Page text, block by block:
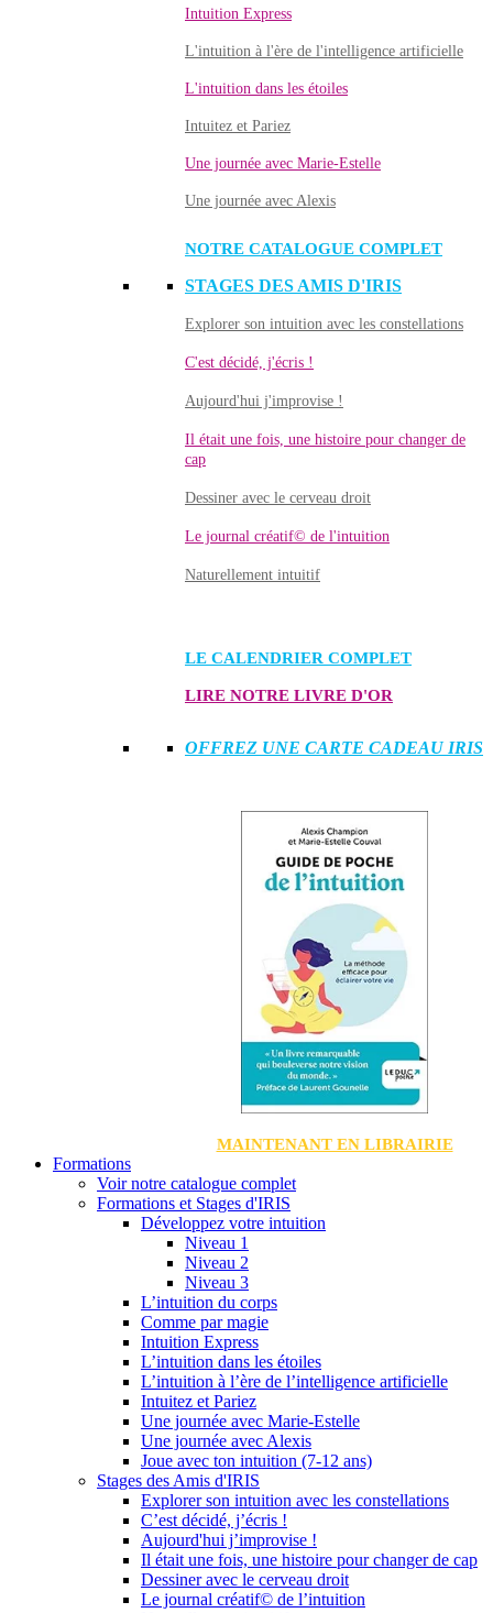
Intuition Express
L'intuition à l'ère de l'intelligence artificielle
L'intuition dans les étoiles
Intuitez et Pariez
Une journée avec Marie-Estelle
Une journée avec Alexis
NOTRE CATALOGUE COMPLET
STAGES DES AMIS D'IRIS
Explorer son intuition avec les constellations
C'est décidé, j'écris !
Aujourd'hui j'improvise !
Il était une fois, une histoire pour changer de
cap
Dessiner avec le cerveau droit
Le journal créatif© de l'intuition
Naturellement intuitif
LE CALENDRIER COMPLET
LIRE NOTRE LIVRE D'OR
OFFREZ UNE CARTE CADEAU IRIS
MAINTENANT EN LIBRAIRIE
Formations
Voir notre catalogue complet
Formations et Stages d'IRIS
Développez votre intuition
Niveau 1
Niveau 2
Niveau 3
L’intuition du corps
Comme par magie
Intuition Express
L’intuition dans les étoiles
L’intuition à l’ère de l’intelligence artificielle
Intuitez et Pariez
Une journée avec Marie-Estelle
Une journée avec Alexis
Joue avec ton intuition (7-12 ans)
Stages des Amis d'IRIS
Explorer son intuition avec les constellations
C’est décidé, j’écris !
Aujourd'hui j’improvise !
Il était une fois, une histoire pour changer de cap
Dessiner avec le cerveau droit
Le journal créatif© de l’intuition